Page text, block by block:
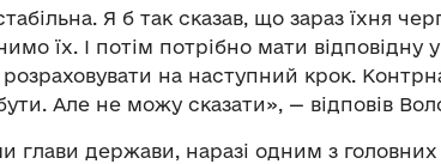
Я б так сказав, що зараз їхня
їх. І потім потрібно мати відповідну
на наступний крок.
Але не можу сказати», — відповів
глави держави, наразі одним з головних